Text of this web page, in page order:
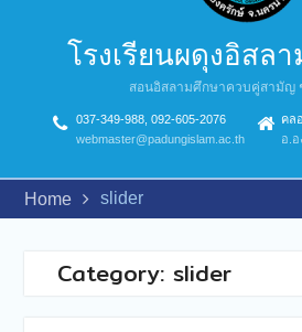
โรงเรียนผดุงอิสล
สอนอิสลามศึกษาควบคู่สามัญ
037-349-988, 092-605-2076
webmaster@padungislam.ac.th
คล
อ.อ
Home slider
Category: slider